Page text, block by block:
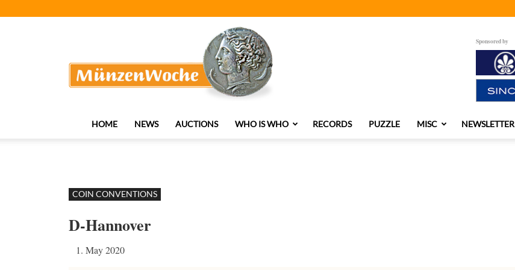
Sponsored by
HOME NEWS AUCTIONS WHO IS WHO RECORDS PUZZLE MISC NEWSLETTER
COIN CONVENTIONS
D-Hannover
1. May 2020